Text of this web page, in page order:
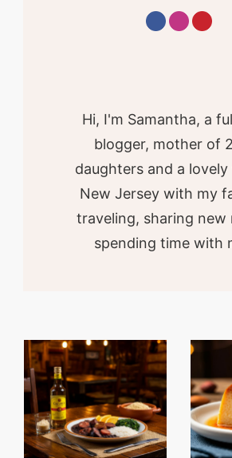
Hi, I'm Samantha, a
blogger, mother of
daughters and a
New Jersey with my
traveling, sharing new
spending time with